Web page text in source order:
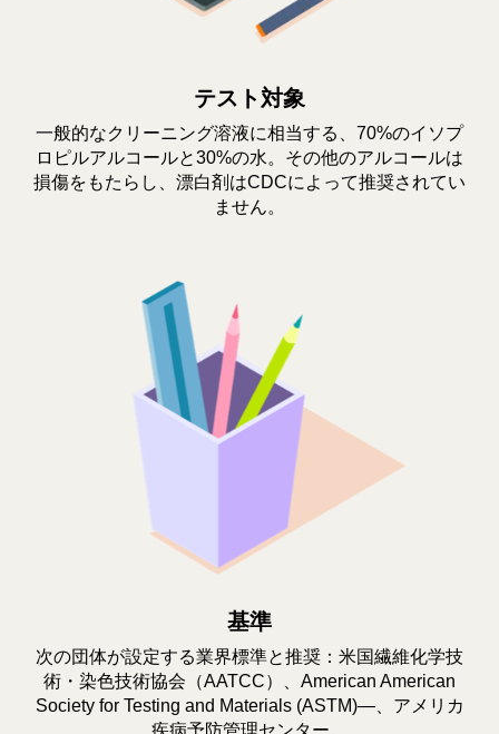
テスト対象
一般的なクリーニング溶液に相当する、70%のイソプ
ロピルアルコールと30%の水。その他のアルコールは
損傷をもたらし、漂白剤はCDCによって推奨されてい
ません。
基準
次の団体が設定する業界標準と推奨：米国繊維化学技
術・染色技術協会（AATCC）、American American
Society for Testing and Materials (ASTM)—、アメリカ